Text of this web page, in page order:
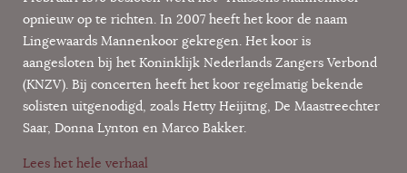
opnieuw op te richten. In 2007 heeft het koor de naam
Lingewaards Mannenkoor gekregen. Het koor is
aangesloten bij het Koninklijk Nederlands Zangers Verbond
(KNZV). Bij concerten heeft het koor regelmatig bekende
solisten uitgenodigd, zoals Hetty Heijitng, De Maastreechter
Saar, Donna Lynton en Marco Bakker.
Lees het hele verhaal